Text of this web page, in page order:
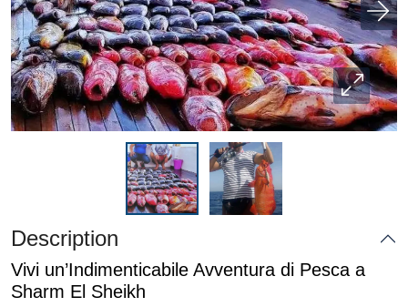
Description
Vivi un’Indimenticabile Avventura di Pesca a
Sharm El Sheikh